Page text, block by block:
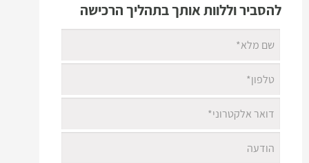
להסביר וללוות אותך בתהליך הרכישה